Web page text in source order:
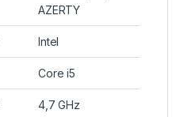
AZERTY
‎Intel
‎Core i5
‎4,7 GHz